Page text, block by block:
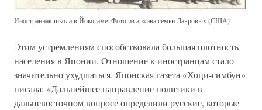
Иностранная школа в Йокогаме. Фото из архива семьи Лавровых (США)
Этим устремлениям способствовала большая плотность
населения в Японии. Отношение к иностранцам стало
значительно ухудшаться. Японская газета «Хоци-симбун»
писала: «Дальнейшее направление политики в
дальневосточном вопросе определили русские, которые